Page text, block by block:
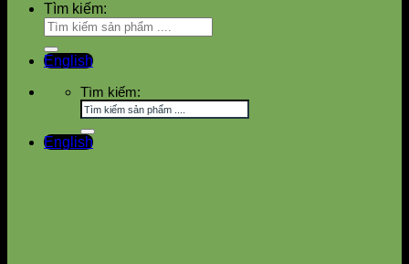
Tìm kiếm:
English
Tìm kiếm:
English